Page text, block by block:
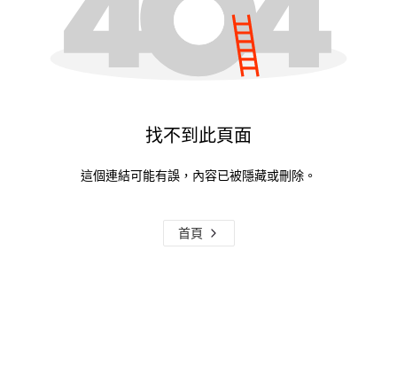
找不到此頁面
這個連結可能有誤，內容已被隱藏或刪除。
首頁